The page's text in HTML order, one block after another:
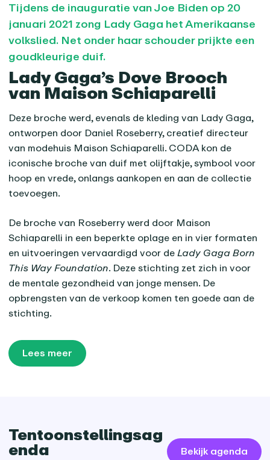
Tijdens de inauguratie van Joe Biden op 20
januari 2021 zong Lady Gaga het Amerikaanse
volkslied. Net onder haar schouder prijkte een
goudkleurige duif.
Lady Gaga’s Dove Brooch
van Maison Schiaparelli
Deze broche werd, evenals de kleding van Lady Gaga,
ontworpen door Daniel Roseberry, creatief directeur
van modehuis Maison Schiaparelli. CODA kon de
iconische broche van duif met olijftakje, symbool voor
hoop en vrede, onlangs aankopen en aan de collectie
toevoegen.
De broche van Roseberry werd door Maison
Schiaparelli in een beperkte oplage en in vier formaten
en uitvoeringen vervaardigd voor deLady Gaga Born
This Way Foundation. Deze stichting zet zich in voor
de mentale gezondheid van jonge mensen. De
opbrengsten van de verkoop komen ten goede aan de
stichting.
Lees meer
Tentoonstellingsag
enda
Bekijk agenda